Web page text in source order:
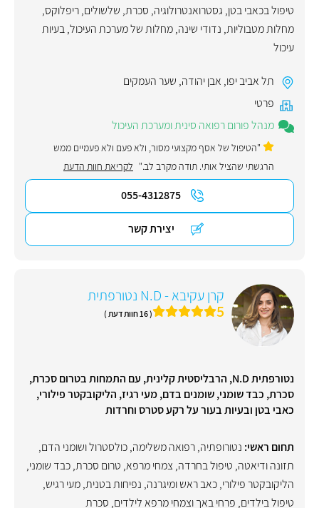
טיפול בכאבי בטן, גסטרואנטרולוגיה, סכרת, שלשולים,ריפלוקס,
מחלות מטבוליות, נדודי שינה,מחלות של מערכת העיכול,בעיות
עיכול
תל אביב יפו, אבן יהודה, שער העמקים
פרטי
מנהל פורום רפואה סינית ומערכת העיכול
"הטיפול של אסף מקצועי מסור, ולא פעם ולא פעמיים ממש
הרגשתי שהציל אותי. תודה מקרב לב." לקריאת חוות הדעת
055-4312875
יצירת קשר
קרן עקיבא - N.D נטורפתית
5 ( 16 חוות דעת )
נטורפתית N.D, הרבליסטית קלינית, עם התמחות בטרום סכרת,
סכרת, כבד שומני, שומנים בדם, מעי רגיז, הליקובקטר פילורי,
כאבי בטן ובעיות בעור על רקע סטרס וחרדות
תחום ראשי: נטורופתיה,רפואה משלימה,כולסטרול ושומני הדם,
תזונה ודיאטה, טיפול בחרדה, צמחי מרפא, טרום סכרת,כבד שומני,
הליקובקטר פילורי,כאב ראש ומיגרנה, נפיחות בטנית,מעי רגיש,
טיפול בילדים, פרחי באך וצמחי מרפא לילדים, סכרת